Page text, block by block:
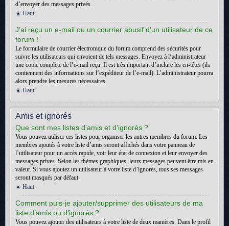
d’envoyer des messages privés.
Haut
J’ai reçu un e-mail ou un courrier abusif d’un utilisateur de ce
forum !
Le formulaire de courrier électronique du forum comprend des sécurités pour
suivre les utilisateurs qui envoient de tels messages. Envoyez à l’administrateur
une copie complète de l’e-mail reçu. Il est très important d’inclure les en-têtes (ils
contiennent des informations sur l’expéditeur de l’e-mail). L’administrateur pourra
alors prendre les mesures nécessaires.
Haut
Amis et ignorés
Que sont mes listes d’amis et d’ignorés ?
Vous pouvez utiliser ces listes pour organiser les autres membres du forum. Les
membres ajoutés à votre liste d’amis seront affichés dans votre panneau de
l’utilisateur pour un accès rapide, voir leur état de connexion et leur envoyer des
messages privés. Selon les thèmes graphiques, leurs messages peuvent être mis en
valeur. Si vous ajoutez un utilisateur à votre liste d’ignorés, tous ses messages
seront masqués par défaut.
Haut
Comment puis-je ajouter/supprimer des utilisateurs de ma
liste d’amis ou d’ignorés ?
Vous pouvez ajouter des utilisateurs à votre liste de deux manières. Dans le profil